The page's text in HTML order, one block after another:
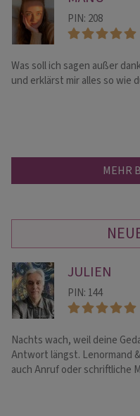
PIN: 208
Was soll ich sagen außer
und erklärst mir alles so wie
MEHR
JULIEN
PIN: 144
Nachts wach, weil deine
Antwort längst. Lenormand
auch Anruf oder schriftliche